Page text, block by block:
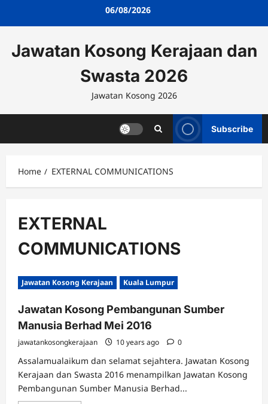
06/08/2026
Jawatan Kosong Kerajaan dan
Swasta 2026
Jawatan Kosong 2026
Subscribe
Home EXTERNAL COMMUNICATIONS
EXTERNAL
COMMUNICATIONS
Jawatan Kosong Kerajaan Kuala Lumpur
Jawatan Kosong Pembangunan Sumber
Manusia Berhad Mei 2016
jawatankosongkerajaan 10 years ago 0
Assalamualaikum dan selamat sejahtera. Jawatan Kosong
Kerajaan dan Swasta 2016 menampilkan Jawatan Kosong
Pembangunan Sumber Manusia Berhad...